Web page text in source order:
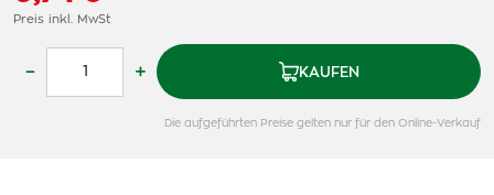
Preis inkl. MwSt
– + KAUFEN
Die aufgeführten Preise gelten nur für den Online-Verkauf